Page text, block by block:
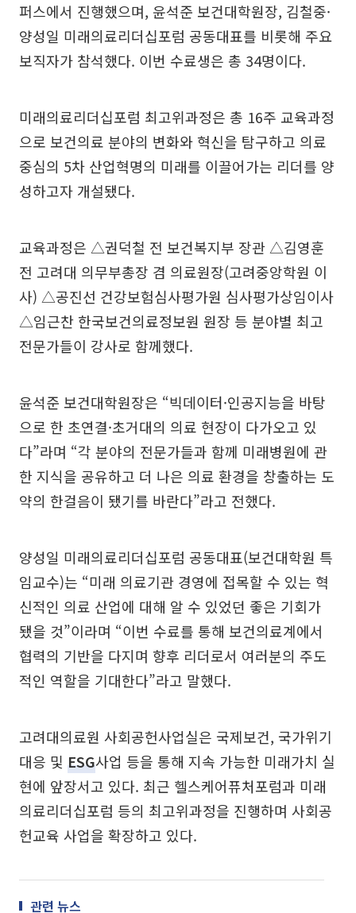
퍼스에서 진행했으며, 윤석준 보건대학원장, 김철중·
양성일 미래의료리더십포럼 공동대표를 비롯해 주요
보직자가 참석했다. 이번 수료생은 총 34명이다.
미래의료리더십포럼 최고위과정은 총 16주 교육과정
으로 보건의료 분야의 변화와 혁신을 탐구하고 의료
중심의 5차 산업혁명의 미래를 이끌어가는 리더를 양
성하고자 개설됐다.
교육과정은 △권덕철 전 보건복지부 장관 △김영훈
전 고려대 의무부총장 겸 의료원장(고려중앙학원 이
사) △공진선 건강보험심사평가원 심사평가상임이사
△임근찬 한국보건의료정보원 원장 등 분야별 최고
전문가들이 강사로 함께했다.
윤석준 보건대학원장은 “빅데이터·인공지능을 바탕
으로 한 초연결·초거대의 의료 현장이 다가오고 있
다”라며 “각 분야의 전문가들과 함께 미래병원에 관
한 지식을 공유하고 더 나은 의료 환경을 창출하는 도
약의 한걸음이 됐기를 바란다”라고 전했다.
양성일 미래의료리더십포럼 공동대표(보건대학원 특
임교수)는 “미래 의료기관 경영에 접목할 수 있는 혁
신적인 의료 산업에 대해 알 수 있었던 좋은 기회가
됐을 것”이라며 “이번 수료를 통해 보건의료계에서
협력의 기반을 다지며 향후 리더로서 여러분의 주도
적인 역할을 기대한다”라고 말했다.
고려대의료원 사회공헌사업실은 국제보건, 국가위기
대응 및 ESG사업 등을 통해 지속 가능한 미래가치 실
현에 앞장서고 있다. 최근 헬스케어퓨처포럼과 미래
의료리더십포럼 등의 최고위과정을 진행하며 사회공
헌교육 사업을 확장하고 있다.
관련 뉴스